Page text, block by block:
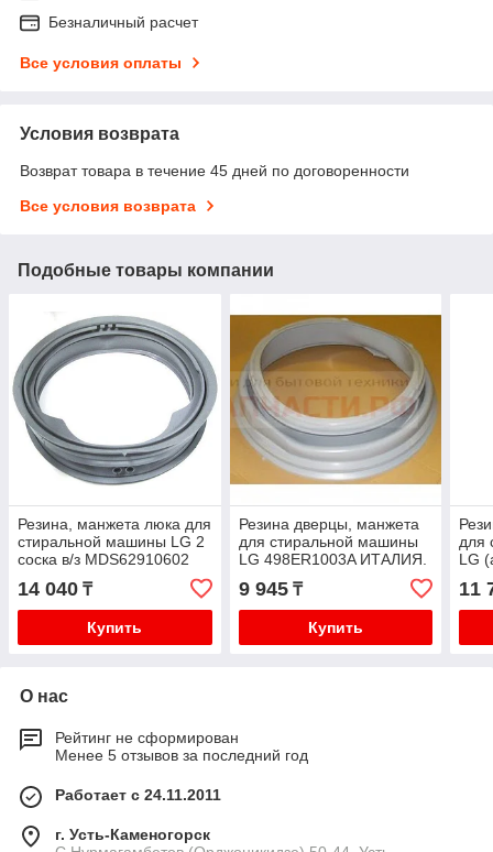
Безналичный расчет
Все условия оплаты
Условия возврата
Возврат товара в течение 45 дней по договоренности
Все условия возврата
Подобные товары компании
Резина, манжета люка для
стиральной машины LG 2
соска в/з MDS62910602
/MDS60116801 /
MDS61952202 замена на
14 040 ₸
Купить
Резина дверцы, манжета
для стиральной машины
LG 498ER1003A ИТАЛИЯ.
55LG001
9 945₸
Купить
для
LG
11
О нас
Рейтинг не сформирован
Менее 5 отзывов за последний год
Работает с 24.11.2011
г. Усть-Каменогорск